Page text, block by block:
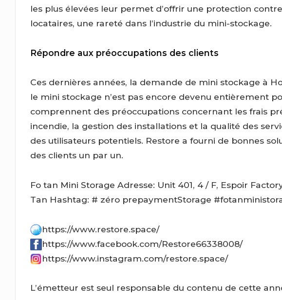
les plus élevées leur permet d’offrir une protection
locataires, une rareté dans l’industrie du mini-stockage.
Répondre aux préoccupations des clients
Ces dernières années, la demande de mini stockage à
le mini stockage n’est pas encore devenu entièrement
comprennent des préoccupations concernant les frais
incendie, la gestion des installations et la qualité des
des utilisateurs potentiels. Restore a fourni de bonnes
des clients un par un.
Fo tan Mini Storage Adresse: Unit 401, 4 / F, Espoir
Tan Hashtag: # zéro prepaymentStorage
https://www.restore.space/
https://www.facebook.com/Restore66338008/
https://www.instagram.com/restore.space/
L’émetteur est seul responsable du contenu de cette